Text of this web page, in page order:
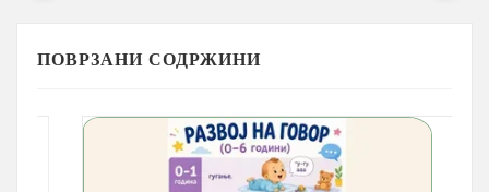
ПОВРЗАНИ СОДРЖИНИ